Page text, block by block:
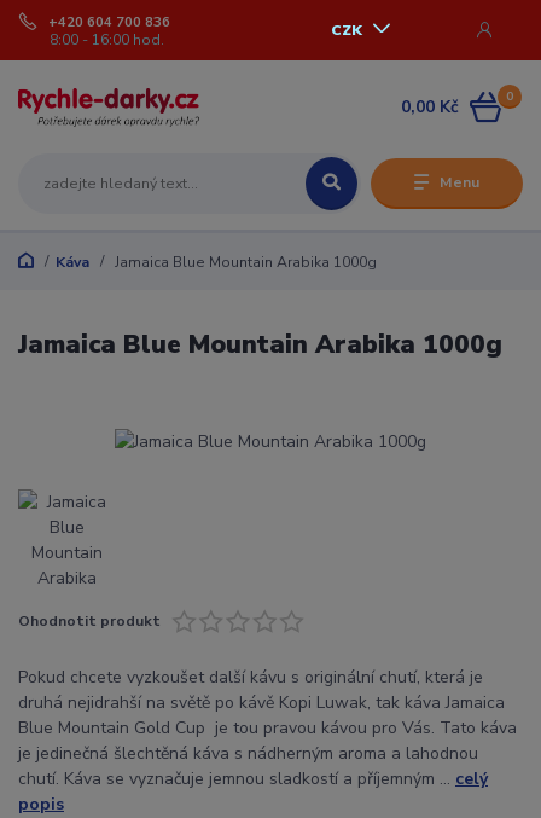
Menu
CZK
+420 604 700 836
8:00 - 16:00 hod.
0
0,00 Kč
Káva Jamaica Blue Mountain Arabika 1000g
Jamaica Blue Mountain Arabika 1000g
Ohodnotit produkt
Pokud chcete vyzkoušet další kávu s originální chutí, která je
druhá nejidrahší na světě po kávě Kopi Luwak, tak káva Jamaica
Blue Mountain Gold Cup je tou pravou kávou pro Vás. Tato káva
je jedinečná šlechtěná káva s nádherným aroma a lahodnou
chutí. Káva se vyznačuje jemnou sladkostí a příjemným ... celý
popis